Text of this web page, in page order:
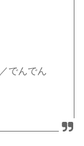
でんでん